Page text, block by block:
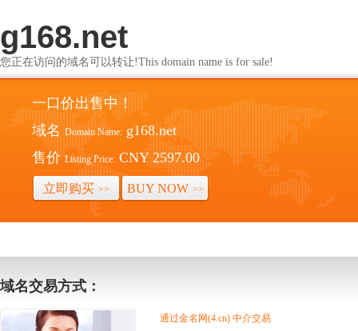
g168.net
您正在访问的域名可以转让!This domain name is for sale!
一口价出售中！
域名 Domain Name: g168.net
售价 Listing Price: CNY 2597.00
立即购买 >> BUY NOW >>
域名交易方式：
通过金名网(4.cn) 中介交易